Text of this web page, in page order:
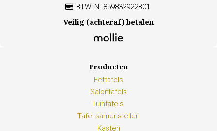
BTW: NL859832922B01
Veilig (achteraf) betalen
Producten
Eettafels
Salontafels
Tuintafels
Tafel samenstellen
Kasten